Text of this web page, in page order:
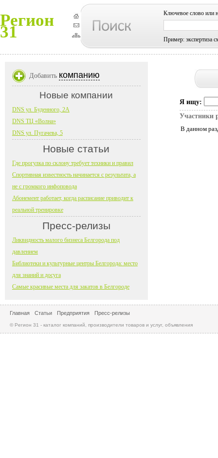
Регион
31
Ключевое слово или
Пример: экспертиза
Я ищу:
Участники
В данном
Добавить компанию
Новые компании
DNS ул. Буденного, 2А
DNS ТЦ «Волна»
DNS ул. Пугачева, 5
Новые статьи
Где прогулка по склону требует техники и правил
Спортивная известность начинается с результата, а
не с громкого инфоповода
Абонемент работает, когда расписание приводит к
реальной тренировке
Пресс-релизы
Ликвидность малого бизнеса Белгорода под
давлением
Библиотеки и культурные центры Белгорода: место
для знаний и досуга
Самые красивые места для закатов в Белгороде
Главная Статьи Предприятия Пресс-релизы
© Регион 31 - каталог компаний, производители товаров и услуг, объявления